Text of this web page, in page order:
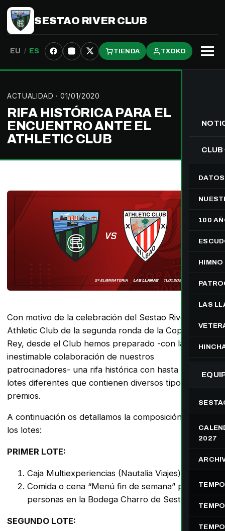
SESTAO RIVER CLUB
EU / ES TIENDA TXOKO
CLUB
100
HIMNO
LAS
2027
ACTUALIDAD · 01/01/2020
RIFA HISTÓRICA PARA EL
ENCUENTRO ANTE EL
ATHLETIC CLUB
Con motivo de la celebración del Sestao River Club –
Athletic Club de la segunda ronda de la Copa del
Rey, desde el Club hemos preparado -con la
inestimable colaboración de nuestros
patrocinadores- una rifa histórica con hasta cinco
lotes diferentes que contienen diversos tipos de
premios.
A continuación os detallamos la composición todos
los lotes:
PRIMER LOTE:
Caja Multiexperiencias (Nautalia Viajes).
Comida o cena “Menú fin de semana” para dos
personas en la Bodega Charro de Sestao.
SEGUNDO LOTE: